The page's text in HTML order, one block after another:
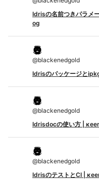
Idrisの名前つきパラメ
og
@blackenedgold
Idrisのパッケージと
@blackenedgold
Idrisdocの使い方 |
@blackenedgold
IdrisのテストとCI |